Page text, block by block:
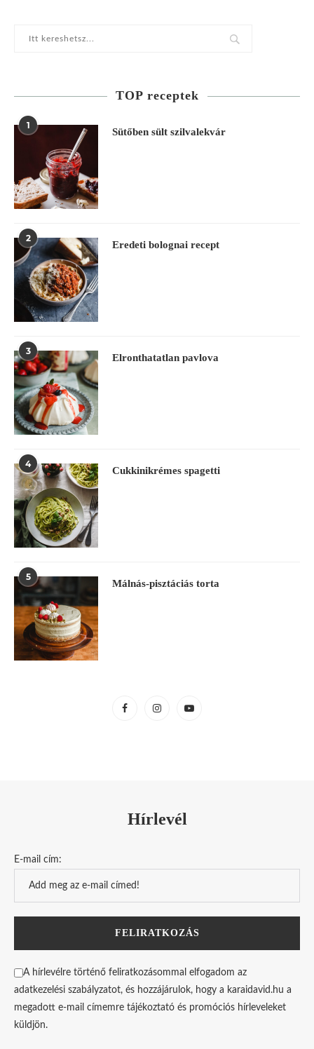
TOP receptek
1
Sütőben sült szilvalekvár
2
Eredeti bolognai recept
3
Elronthatatlan pavlova
4
Cukkinikrémes spagetti
5
Málnás-pisztáciás torta
Hírlevél
E-mail cím:
A hírlevélre történő feliratkozásommal elfogadom az
adatkezelési szabályzatot, és hozzájárulok, hogy a karaidavid.hu a
megadott e-mail címemre tájékoztató és promóciós hírleveleket
küldjön.